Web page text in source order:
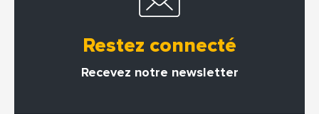
Restez connecté
Recevez notre newsletter